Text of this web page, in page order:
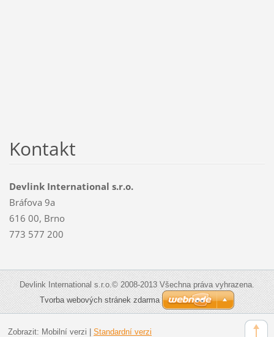
Kontakt
Devlink International s.r.o.
Bráfova 9a
616 00, Brno
773 577 200
Devlink International s.r.o.© 2008-2013 Všechna práva vyhrazena.
Tvorba webových stránek zdarma
Zobrazit: Mobilní verzi Standardní verzi